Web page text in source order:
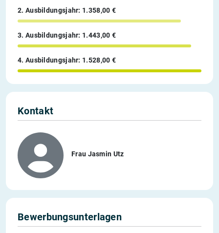
2. Ausbildungsjahr: 1.358,00 €
3. Ausbildungsjahr: 1.443,00 €
4. Ausbildungsjahr: 1.528,00 €
Kontakt
Frau Jasmin Utz
Bewerbungsunterlagen